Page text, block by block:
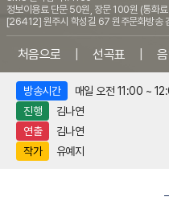
정보이용료 단문 50원, 장문 100원 (통화
[26412] 원주시 학성길 67 원주문화방송
처음으로 선곡표
방송시간
매일 오전 11:00 ~
진행
김나연
연출
김나연
작가
유예지